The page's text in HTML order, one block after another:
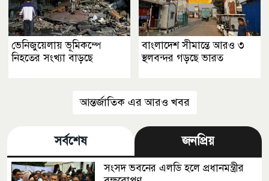
ভেনিজুয়েলায় ভূমিকম্পে
নিহতের সংখ্যা বাড়ছে
বাংলাদেশ সীমান্তে আরও ৩
স্থলবন্দর গড়ছে ভারত
আন্তর্জাতিক এর আরও খবর
সর্বশেষ জনপ্রিয়
সংসদ ভবনের এলডি হলে প্রধানমন্ত্রীর